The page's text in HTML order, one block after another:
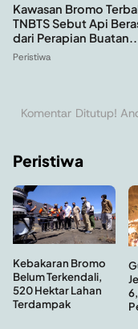
Kawasan Bromo
TNBTS Sebut Api
dari Perapian
Peristiwa
Komentar Ditutup!
Peristiwa
Kebakaran Bromo
Belum Terkendali,
520 Hektar Lahan
Terdampak